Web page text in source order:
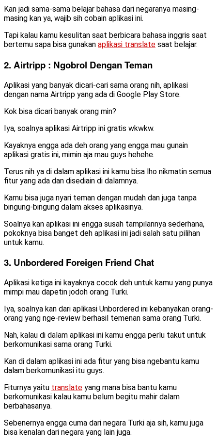
Kan jadi sama-sama belajar bahasa dari negaranya masing-
masing kan ya, wajib sih cobain aplikasi ini.
Tapi kalau kamu kesulitan saat berbicara bahasa inggris saat
bertemu sapa bisa gunakan aplikasi translate saat belajar.
2. Airtripp : Ngobrol Dengan Teman
Aplikasi yang banyak dicari-cari sama orang nih, aplikasi
dengan nama Airtripp yang ada di Google Play Store.
Kok bisa dicari banyak orang min?
Iya, soalnya aplikasi Airtripp ini gratis wkwkw.
Kayaknya engga ada deh orang yang engga mau gunain
aplikasi gratis ini, mimin aja mau guys hehehe.
Terus nih ya di dalam aplikasi ini kamu bisa lho nikmatin semua
fitur yang ada dan disediain di dalamnya.
Kamu bisa juga nyari teman dengan mudah dan juga tanpa
bingung-bingung dalam akses aplikasinya.
Soalnya kan aplikasi ini engga susah tampilannya sederhana,
pokoknya bisa banget deh aplikasi ini jadi salah satu pilihan
untuk kamu.
3. Unbordered Foreigen Friend Chat
Aplikasi ketiga ini kayaknya cocok deh untuk kamu yang punya
mimpi mau dapetin jodoh orang Turki.
Iya, soalnya kan dari aplikasi Unbordered ini kebanyakan orang-
orang yang nge-review berhasil temenan sama orang Turki.
Nah, kalau di dalam aplikasi ini kamu engga perlu takut untuk
berkomunikasi sama orang Turki.
Kan di dalam aplikasi ini ada fitur yang bisa ngebantu kamu
dalam berkomunikasi itu guys.
Fiturnya yaitu translate yang mana bisa bantu kamu
berkomunikasi kalau kamu belum begitu mahir dalam
berbahasanya.
Sebenernya engga cuma dari negara Turki aja sih, kamu juga
bisa kenalan dari negara yang lain juga.